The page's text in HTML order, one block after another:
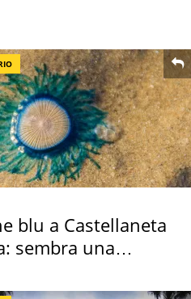
blu a Castellaneta
sembra una